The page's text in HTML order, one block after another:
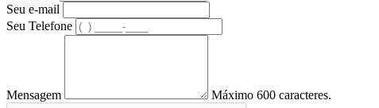
Seu e-mail
Seu Telefone
Mensagem Máximo 600 caracteres.